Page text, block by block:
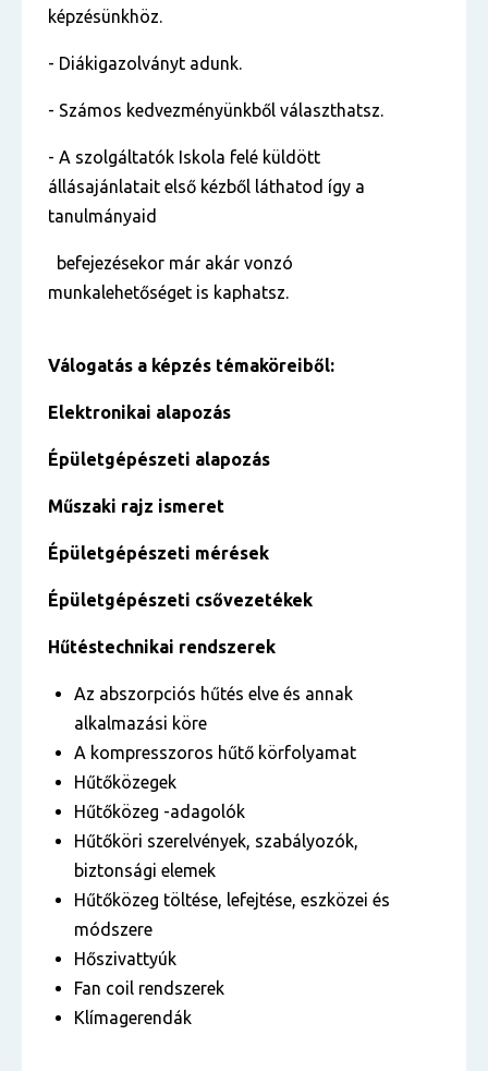
képzésünkhöz.
- Diákigazolványt adunk.
- Számos kedvezményünkből választhatsz.
- A szolgáltatók Iskola felé küldött
állásajánlatait első kézből láthatod így a
tanulmányaid
befejezésekor már akár vonzó
munkalehetőséget is kaphatsz.
Válogatás a képzés témaköreiből:
Elektronikai alapozás
Épületgépészeti alapozás
Műszaki rajz ismeret
Épületgépészeti mérések
Épületgépészeti csővezetékek
Hűtéstechnikai rendszerek
Az abszorpciós hűtés elve és annak
alkalmazási köre
A kompresszoros hűtő körfolyamat
Hűtőközegek
Hűtőközeg -adagolók
Hűtőköri szerelvények, szabályozók,
biztonsági elemek
Hűtőközeg töltése, lefejtése, eszközei és
módszere
Hőszivattyúk
Fan coil rendszerek
Klímagerendák